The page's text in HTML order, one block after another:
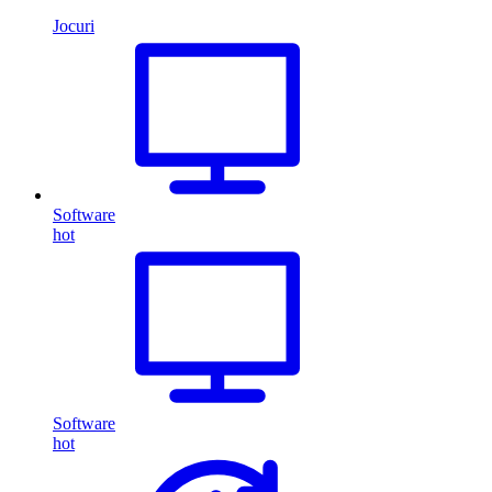
Jocuri
Software
hot
Software
hot